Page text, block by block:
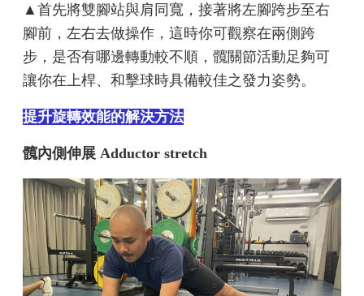
▲首先將雙腳站與肩同寬，接著將左腳跨步至右
腳前，左右去做操作，這時你可觀察在兩側跨
步，是否有哪邊轉動較不順，髖關節活動足夠可
讓你在上桿、和擊球時具備較佳之發力姿勢。
提升旋轉效能的解決方法
髖內側伸展 Adductor stretch